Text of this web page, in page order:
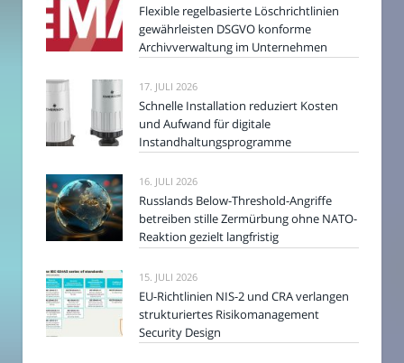
Flexible regelbasierte Löschrichtlinien
gewährleisten DSGVO konforme
Archivverwaltung im Unternehmen
17. JULI 2026
Schnelle Installation reduziert Kosten
und Aufwand für digitale
Instandhaltungsprogramme
16. JULI 2026
Russlands Below-Threshold-Angriffe
betreiben stille Zermürbung ohne NATO-
Reaktion gezielt langfristig
15. JULI 2026
EU-Richtlinien NIS-2 und CRA verlangen
strukturiertes Risikomanagement
Security Design